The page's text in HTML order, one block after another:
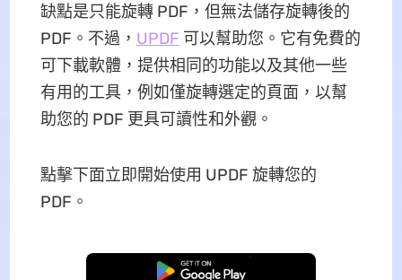
缺點是只能旋轉 PDF，但無法儲存旋轉後的
PDF。不過， UPDF 可以幫助您。它有免費的
可下載軟體，提供相同的功能以及其他一些
有用的工具，例如僅旋轉選定的頁面，以幫
助您的 PDF 更具可讀性和外觀。
點擊下面立即開始使用 UPDF 旋轉您的
PDF。
免費下載